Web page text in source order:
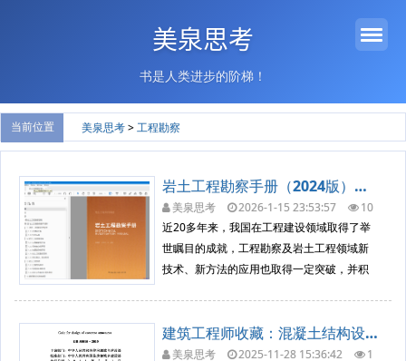
美泉思考
书是人类进步的阶梯！
当前位置 美泉思考>工程勘察
岩土工程勘察手册（2024版）深度解读：技术革新与行业实践指南（附下载）
美泉思考 2026-1-15 23:53:57
10
43
工程勘察
近20多年来，我国在工程建设领域取得了举
世瞩目的成就，工程勘察及岩土工程领域新
技术、新方法的应用也取得一定突破，并积
程勘察通用规范》等一批规范、规程、标准
的实施，对工程勘察技术进步提出了更高的
建筑工程师收藏：混凝土结构设计规范（GB 50010-2010）
美泉思考 2025-11-28 15:36:42
1